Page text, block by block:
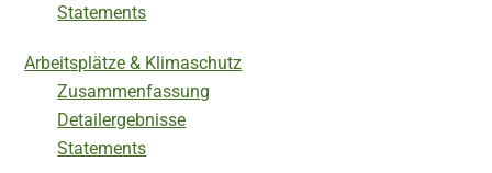
Statements
Arbeitsplätze & Klimaschutz
Zusammenfassung
Detailergebnisse
Statements